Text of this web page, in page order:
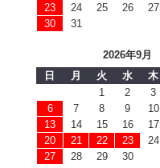
23
24 25 26 27
30
31
2026年9月
日
月 火 水 木
1
2 3
6
7 8 9 10
13
14 15 16 17
20
21 22 23 24
27
28 29 30